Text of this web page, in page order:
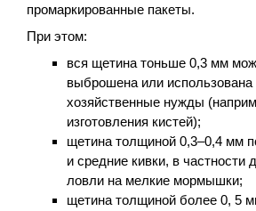
промаркированные пакеты.
При этом:
вся щетина тоньше 0,3 мм
выброшена или использована
хозяйственные нужды
изготовления кистей);
щетина толщиной 0,3–0,4 мм
и средние кивки, в частности
ловли на мелкие мормышки;
щетина толщиной более 0, 5